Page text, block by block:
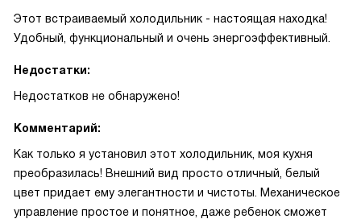
Этот встраиваемый холодильник - настоящая находка!
Удобный, функциональный и очень энергоэффективный.
Недостатки:
Недостатков не обнаружено!
Комментарий:
Как только я установил этот холодильник, моя кухня
преобразилась! Внешний вид просто отличный, белый
цвет придает ему элегантности и чистоты. Механическое
управление простое и понятное, даже ребенок сможет